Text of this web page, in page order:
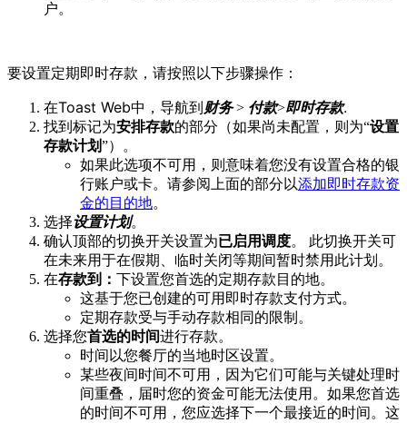
户。
要设置定期即时存款，请按照以下步骤操作：
在Toast Web中，导航到财务> 付款>即时存款.
找到标记为安排存款的部分（如果尚未配置，则为“设置
存款计划”）。
如果此选项不可用，则意味着您没有设置合格的银
行账户或卡。请参阅上面的部分以添加即时存款资
金的目的地。
选择设置计划。
确认顶部的切换开关设置为已启用调度。 此切换开关可
在未来用于在假期、临时关闭等期间暂时禁用此计划。
在存款到： 下设置您首选的定期存款目的地。
这基于您已创建的可用即时存款支付方式。
定期存款受与手动存款相同的限制。
选择您首选的时间进行存款。
时间以您餐厅的当地时区设置。
某些夜间时间不可用，因为它们可能与关键处理时
间重叠，届时您的资金可能无法使用。如果您首选
的时间不可用，您应选择下一个最接近的时间。这